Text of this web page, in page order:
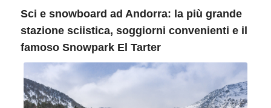
Sci e snowboard ad Andorra: la più grande
stazione sciistica, soggiorni convenienti e il
famoso Snowpark El Tarter